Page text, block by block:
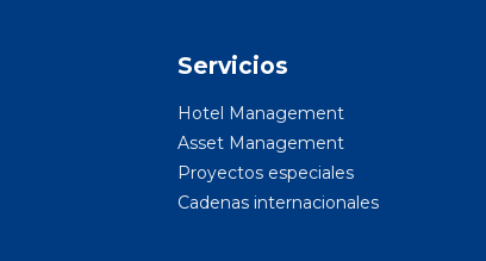
Servicios
Hotel Management
Asset Management
Proyectos especiales
Cadenas internacionales